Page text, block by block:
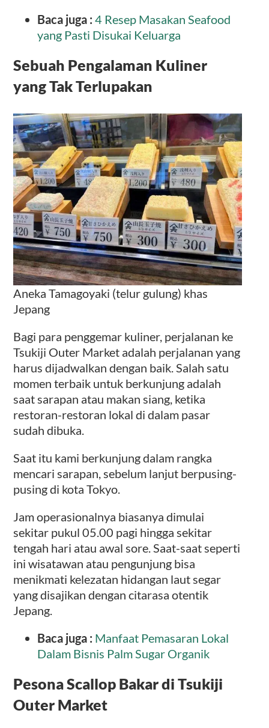
Baca juga : 4 Resep Masakan Seafood
yang Pasti Disukai Keluarga
Sebuah Pengalaman Kuliner
yang Tak Terlupakan
Aneka Tamagoyaki (telur gulung) khas
Jepang
Bagi para penggemar kuliner, perjalanan ke
Tsukiji Outer Market adalah perjalanan yang
harus dijadwalkan dengan baik. Salah satu
momen terbaik untuk berkunjung adalah
saat sarapan atau makan siang, ketika
restoran-restoran lokal di dalam pasar
sudah dibuka.
Saat itu kami berkunjung dalam rangka
mencari sarapan, sebelum lanjut berpusing-
pusing di kota Tokyo.
Jam operasionalnya biasanya dimulai
sekitar pukul 05.00 pagi hingga sekitar
tengah hari atau awal sore. Saat-saat seperti
ini wisatawan atau pengunjung bisa
menikmati kelezatan hidangan laut segar
yang disajikan dengan citarasa otentik
Jepang.
Baca juga : Manfaat Pemasaran Lokal
Dalam Bisnis Palm Sugar Organik
Pesona Scallop Bakar di Tsukiji
Outer Market